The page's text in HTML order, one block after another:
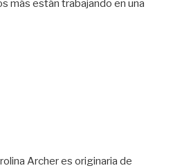
más están trabajando en una
Archer es originaria de